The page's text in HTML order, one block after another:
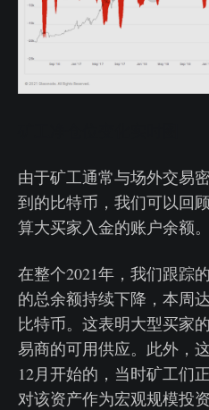
由于矿工通常与场外交易
到的比特币，我们可以回
算大买家入金的账户余额。
在整个2021年，我们跟踪
的总余额持续下降，本周
比特币。这表明大型买家
易商的可用供应。此外，
12月开始的，当时矿工们
对该资产作为宏观规模投